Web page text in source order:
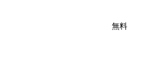
無料